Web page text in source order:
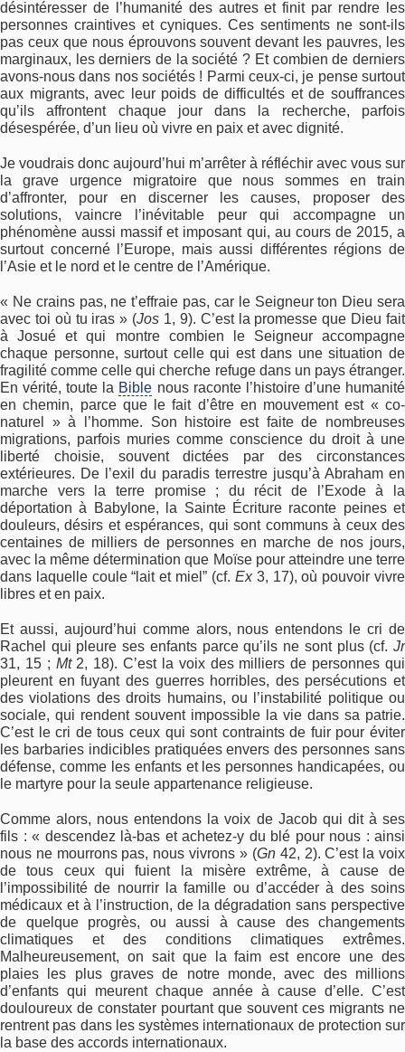
désintéresser de l’humanité des autres et finit par rendre les
personnes craintives et cyniques. Ces sentiments ne sont-ils
pas ceux que nous éprouvons souvent devant les pauvres, les
marginaux, les derniers de la société ? Et combien de derniers
avons-nous dans nos sociétés ! Parmi ceux-ci, je pense surtout
aux migrants, avec leur poids de difficultés et de souffrances
qu’ils affrontent chaque jour dans la recherche, parfois
désespérée, d’un lieu où vivre en paix et avec dignité.
Je voudrais donc aujourd’hui m’arrêter à réfléchir avec vous sur
la grave urgence migratoire que nous sommes en train
d’affronter, pour en discerner les causes, proposer des
solutions, vaincre l’inévitable peur qui accompagne un
phénomène aussi massif et imposant qui, au cours de 2015, a
surtout concerné l’Europe, mais aussi différentes régions de
l’Asie et le nord et le centre de l’Amérique.
« Ne crains pas, ne t’effraie pas, car le Seigneur ton Dieu sera
avec toi où tu iras » (Jos 1, 9). C’est la promesse que Dieu fait
à Josué et qui montre combien le Seigneur accompagne
chaque personne, surtout celle qui est dans une situation de
fragilité comme celle qui cherche refuge dans un pays étranger.
En vérité, toute la Bible nous raconte l’histoire d’une humanité
en chemin, parce que le fait d’être en mouvement est « co-
naturel » à l’homme. Son histoire est faite de nombreuses
migrations, parfois muries comme conscience du droit à une
liberté choisie, souvent dictées par des circonstances
extérieures. De l’exil du paradis terrestre jusqu’à Abraham en
marche vers la terre promise ; du récit de l’Exode à la
déportation à Babylone, la Sainte Écriture raconte peines et
douleurs, désirs et espérances, qui sont communs à ceux des
centaines de milliers de personnes en marche de nos jours,
avec la même détermination que Moïse pour atteindre une terre
dans laquelle coule “lait et miel” (cf. Ex 3, 17), où pouvoir vivre
libres et en paix.
Et aussi, aujourd’hui comme alors, nous entendons le cri de
Rachel qui pleure ses enfants parce qu’ils ne sont plus (cf. Jr
31, 15 ; Mt2, 18). C’est la voix des milliers de personnes qui
pleurent en fuyant des guerres horribles, des persécutions et
des violations des droits humains, ou l’instabilité politique ou
sociale, qui rendent souvent impossible la vie dans sa patrie.
C’est le cri de tous ceux qui sont contraints de fuir pour éviter
les barbaries indicibles pratiquées envers des personnes sans
défense, comme les enfants et les personnes handicapées, ou
le martyre pour la seule appartenance religieuse.
Comme alors, nous entendons la voix de Jacob qui dit à ses
fils : « descendez là-bas et achetez-y du blé pour nous : ainsi
nous ne mourrons pas, nous vivrons » (Gn 42, 2). C’est la voix
de tous ceux qui fuient la misère extrême, à cause de
l’impossibilité de nourrir la famille ou d’accéder à des soins
médicaux et à l’instruction, de la dégradation sans perspective
de quelque progrès, ou aussi à cause des changements
climatiques et des conditions climatiques extrêmes.
Malheureusement, on sait que la faim est encore une des
plaies les plus graves de notre monde, avec des millions
d’enfants qui meurent chaque année à cause d’elle. C’est
douloureux de constater pourtant que souvent ces migrants ne
rentrent pas dans les systèmes internationaux de protection sur
la base des accords internationaux.